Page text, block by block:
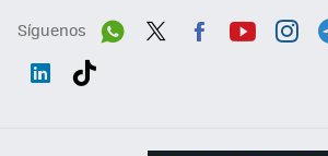
Síguenos